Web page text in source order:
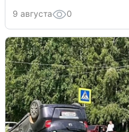
9 августа 0